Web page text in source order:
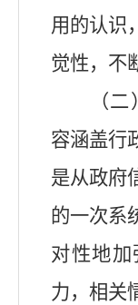
用的认识
觉性，不
（
容涵盖行
是从政府
的一次系
对性地
力，相关